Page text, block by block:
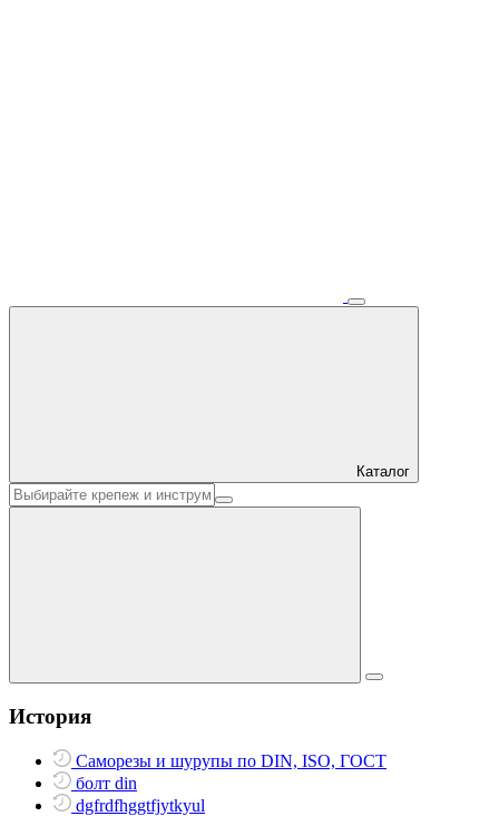
Каталог
История
Саморезы и шурупы по DIN, ISO, ГОСТ
болт din
dgfrdfhggtfjytkyul